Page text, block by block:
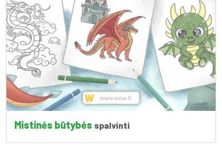
Mistinės būtybės spalvinti